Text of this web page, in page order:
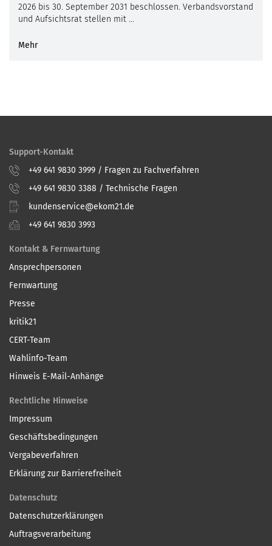
2026 bis 30. September 2031 beschlossen. Verbandsvorstand
und Aufsichtsrat stellen mit …
Mehr
Support-Kontakt
+49 641 9830 3999 / Fragen zu Fachverfahren
+49 641 9830 3388 / Technische Fragen
kundenservice@ekom21.de
+49 641 9830 3993
Kontakt & Fernwartung
Ansprechpersonen
Fernwartung
Presse
kritik21
CERT-Team
Wahlinfo-Team
Hinweis E-Mail-Anhänge
Rechtliche Hinweise
Impressum
Geschäftsbedingungen
Vergabeverfahren
Erklärung zur Barrierefreiheit
Datenschutz
Datenschutzerklärungen
Auftragsverarbeitung